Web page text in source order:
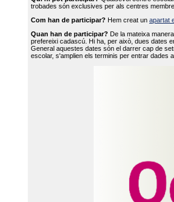
trobades són exclusives per als centres
Com han de participar? Hem creat un apartat
Quan han de participar? De la mateixa
prefereixi cadascú. Hi ha, per això, dues dates
General aquestes dates són el darrer cap de
escolar, s'amplien els terminis per entrar dades